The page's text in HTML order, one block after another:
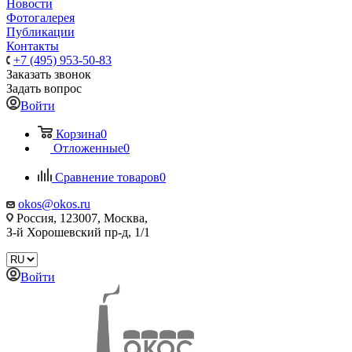
Новости
Фотогалерея
Публикации
Контакты
+7 (495) 953-50-83
Заказать звонок
Задать вопрос
Войти
Корзина0
Отложенные0
Сравнение товаров0
okos@okos.ru
Россия, 123007, Москва,
З-й Хорошевский пр-д, 1/1
Войти